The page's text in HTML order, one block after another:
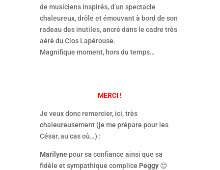
de musiciens inspirés, d’un spectacle
chaleureux, drôle et émouvant à bord de son
radeau des inutiles, ancré dans le cadre très
aéré du Clos Lapérouse.
Magnifique moment, hors du temps…
MERCI !
Je veux donc remercier, ici, très
chaleureusement (je me prépare pour les
César, au cas où…) :
Marilynepour sa confiance ainsi que sa
fidèle et sympathique complice Peggy 😊